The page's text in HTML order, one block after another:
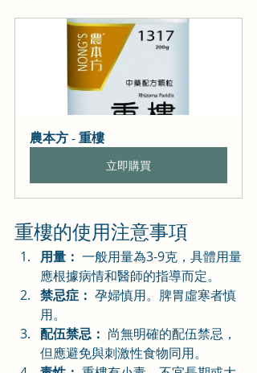
農本方 - 重樓
立即購買
重樓的使用注意事項
用量： 一般用量為3-9克，具體用量
應根據病情和醫師的指導而定。
禁忌症： 孕婦慎用。脾胃虛寒者慎
用。
配伍禁忌： 尚無明確的配伍禁忌，
但應避免與刺激性食物同用。